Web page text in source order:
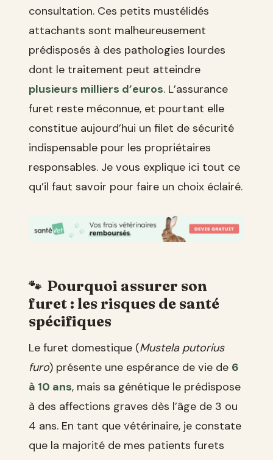
consultation. Ces petits mustélidés
attachants sont malheureusement
prédisposés à des pathologies lourdes
dont le traitement peut atteindre
plusieurs milliers d’euros. L’assurance
furet reste méconnue, et pourtant elle
constitue aujourd’hui un filet de sécurité
indispensable pour les propriétaires
responsables. Je vous explique ici tout ce
qu’il faut savoir pour faire un choix éclairé.
Pourquoi assurer son
furet : les risques de santé
spécifiques
Le furet domestique (Mustela putorius
furo) présente une espérance de vie de 6
à 10 ans, mais sa génétique le prédispose
à des affections graves dès l’âge de 3 ou
4 ans. En tant que vétérinaire, je constate
que la majorité de mes patients furets